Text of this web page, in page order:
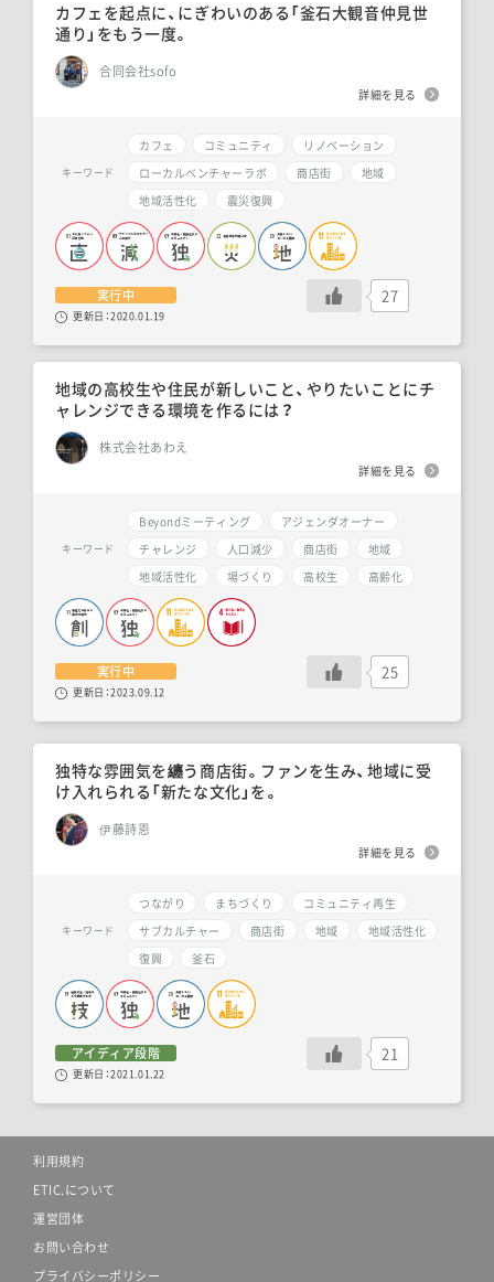
地域の高校生や住民が新しいこと、やりたいことにチ
ャレンジできる環境を作るには？
株式会社あわえ
詳細を見る
キーワード
Beyondミーティング
アジェンダオーナー
チャレンジ
人口減少 商店街
地域
地域活性化
場づくり 高校生 高齢化
実行中
更新日：2023.09.12
25
独特な雰囲気を纏う商店街。ファンを生み、地域に受
け入れられる「新たな文化」を。
伊藤詩恩
詳細を見る
キーワード
つながり まちづくり
コミュニティ再生
サブカルチャー
商店街 地域
地域活性化
復興
釜石
アイディア段階
更新日：2021.01.22
21
カフェを起点に、にぎわいのある「釜石大観音仲見世
通り」をもう一度。
合同会社sofo
詳細を見る
キーワード
カフェ コミュニティ
リノベーション
ローカルベンチャーラボ
商店街
地域
地域活性化
震災復興
実行中
更新日：2020.01.19
27
利用規約
ETIC.について
運営団体
お問い合わせ
プライバシーポリシー